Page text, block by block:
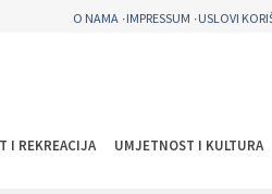
O NAMA IMPRESSUM USLOVI
I REKREACIJA UMJETNOST I KULTURA